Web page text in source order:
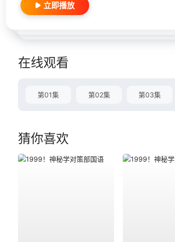
立即播放
在线观看
第01集 第02集 第03集
猜你喜欢